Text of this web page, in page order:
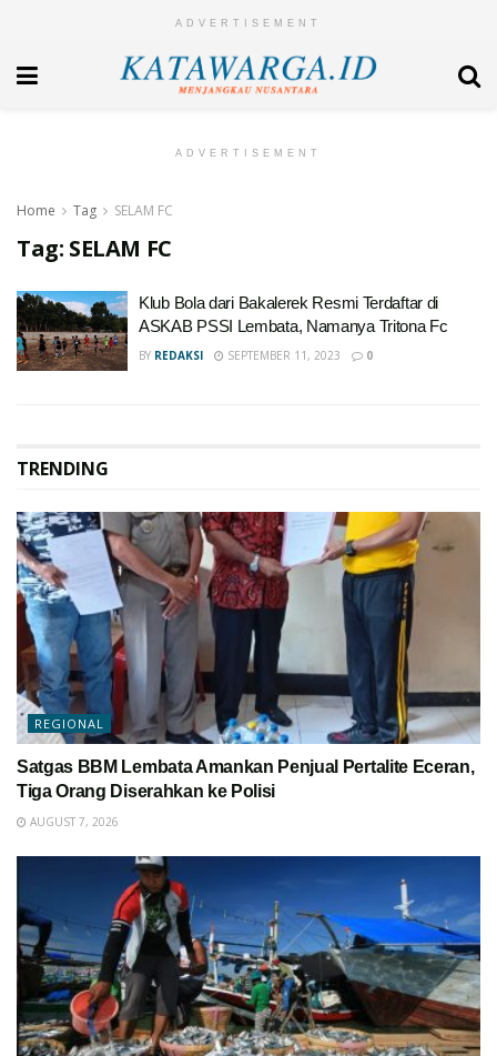
ADVERTISEMENT
ADVERTISEMENT
Home Tag SELAM FC
Tag: SELAM FC
Klub Bola dari Bakalerek Resmi Terdaftar di
ASKAB PSSI Lembata, Namanya Tritona Fc
BY REDAKSI SEPTEMBER 11, 2023 0
TRENDING
REGIONAL
Satgas BBM Lembata Amankan Penjual Pertalite Eceran,
Tiga Orang Diserahkan ke Polisi
AUGUST 7, 2026